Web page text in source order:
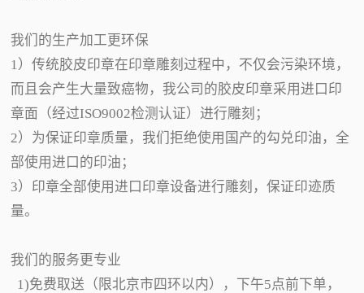
我们的生产加工更环保
1）传统胶皮印章在印章雕刻过程中，不仅会污染环境，
而且会产生大量致癌物，我公司的胶皮印章采用进口印
章面（经过ISO9002检测认证）进行雕刻；
2）为保证印章质量，我们拒绝使用国产的勾兑印油，全
部使用进口的印油；
3）印章全部使用进口印章设备进行雕刻，保证印迹质
量。
我们的服务更专业
1)免费取送（限北京市四环以内），下午5点前下单，